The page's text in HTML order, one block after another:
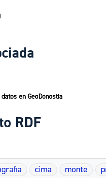
en GeoDonostia
RDF
cima monte